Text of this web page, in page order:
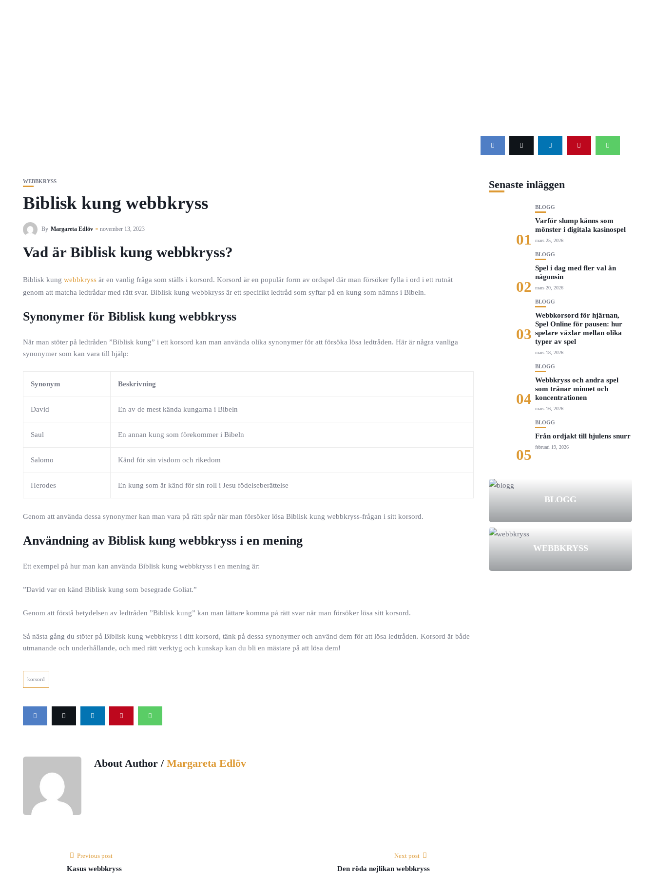
WEBBKRYSS
Biblisk kung webbkryss
By Margareta Edlöv november 13, 2023
Vad är Biblisk kung webbkryss?
Biblisk kung webbkryss är en vanlig fråga som ställs i korsord. Korsord är en populär form av ordspel där man försöker fylla i ord i ett rutnät
genom att matcha ledtrådar med rätt svar. Biblisk kung webbkryss är ett specifikt ledtråd som syftar på en kung som nämns i Bibeln.
Synonymer för Biblisk kung webbkryss
När man stöter på ledtråden ”Biblisk kung” i ett korsord kan man använda olika synonymer för att försöka lösa ledtråden. Här är några vanliga
synonymer som kan vara till hjälp:
Synonym Beskrivning
David En av de mest kända kungarna i Bibeln
Saul En annan kung som förekommer i Bibeln
Salomo Känd för sin visdom och rikedom
Herodes En kung som är känd för sin roll i Jesu födelseberättelse
Genom att använda dessa synonymer kan man vara på rätt spår när man försöker lösa Biblisk kung webbkryss-frågan i sitt korsord.
Användning av Biblisk kung webbkryss i en mening
Ett exempel på hur man kan använda Biblisk kung webbkryss i en mening är:
”David var en känd Biblisk kung som besegrade Goliat.”
Genom att förstå betydelsen av ledtråden ”Biblisk kung” kan man lättare komma på rätt svar när man försöker lösa sitt korsord.
Så nästa gång du stöter på Biblisk kung webbkryss i ditt korsord, tänk på dessa synonymer och använd dem för att lösa ledtråden. Korsord är både
utmanande och underhållande, och med rätt verktyg och kunskap kan du bli en mästare på att lösa dem!
korsord
About Author / Margareta Edlöv
Previous post
Kasus webbkryss
Next post
Den röda nejlikan webbkryss
Senaste inläggen
01
BLOGG
Varför slump känns som
mönster i digitala kasinospel
mars 25, 2026
02
BLOGG
Spel i dag med fler val än
någonsin
mars 20, 2026
03
BLOGG
Webbkorsord för hjärnan,
Spel Online för pausen: hur
spelare växlar mellan olika
typer av spel
mars 18, 2026
04
BLOGG
Webbkryss och andra spel
som tränar minnet och
koncentrationen
mars 16, 2026
05
BLOGG
Från ordjakt till hjulens snurr
februari 19, 2026
BLOGG
WEBBKRYSS